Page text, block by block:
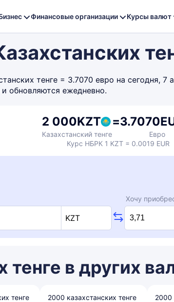
Финансовые организации Курсы валют
тенге = 3.7070 евро на сегодня, 7
обновляются ежедневно.
2 000KZT
Казахстанский тенге
=3.7070
Евро
Курс НБРК 1 KZT = 0.0019 EUR
KZT
Хочу
тенге в других
тенге
2000 казахстанских тенге
2000